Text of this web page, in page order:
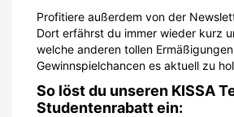
Profitiere außerdem von der
Dort erfährst du immer wieder kurz
welche anderen tollen
Gewinnspielchancen es aktuell zu
So löst du unseren KISSA
Studentenrabatt ein: